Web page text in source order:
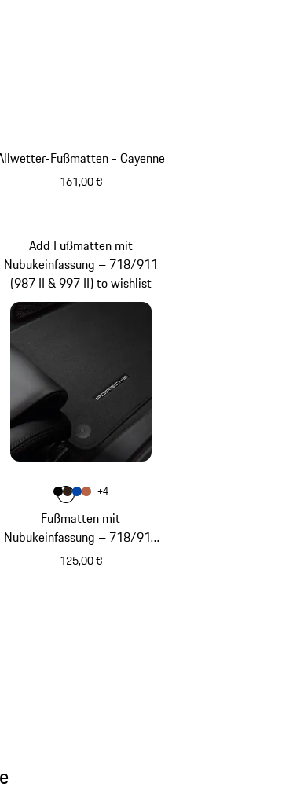
Fußmatten - Cayenne
161,00 €
Fußmatten mit
Nubukeinfassung – 718/911
(987 II & 997 II)
125,00 €
Add Fußmatten mit
Nubukeinfassung – 718/911
(987 II & 997 II) to wishlist
Farbe
Farbeschwarz
Farbe cocoa
Farbeseeblau
Farbe
+4